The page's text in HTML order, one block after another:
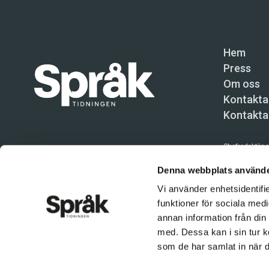
Denna webbplats
Vi använder
funktioner för sociala
annan information från
med. Dessa kan i sin tur
som de har samlat in när
Hem
Press
Om oss
Chefredaktör
Kundtjänst
Användning
tillåten.